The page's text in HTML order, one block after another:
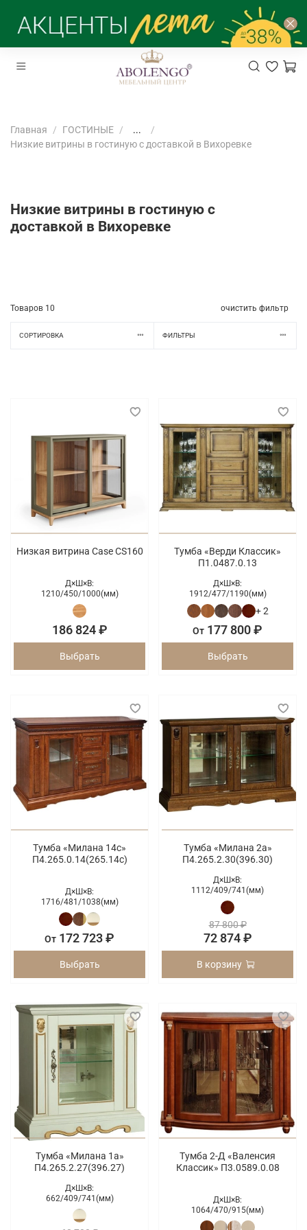
Главная ГОСТИНЫЕ
...
Низкие витрины в гостиную с доставкой в Вихоревке
Низкие витрины в гостиную с
доставкой в Вихоревке
Товаров 10 очистить фильтр
СОРТИРОВКА ФИЛЬТРЫ
Низкая витрина Case CS160
Д×Ш×В:
1210/450/1000(мм)
186 824 ₽
Выбрать
Тумба «Верди Классик»
П1.0487.0.13
Д×Ш×В:
1912/477/1190(мм)
+ 2
От 177 800 ₽
Выбрать
Тумба «Милана 14с»
П4.265.0.14(265.14с)
Д×Ш×В:
1716/481/1038(мм)
От 172 723 ₽
Выбрать
Тумба «Милана 2а»
П4.265.2.30(396.30)
Д×Ш×В:
1112/409/741(мм)
87 800 ₽
72 874 ₽
В корзину
Тумба «Милана 1а»
П4.265.2.27(396.27)
Д×Ш×В:
662/409/741(мм)
Тумба 2-Д «Валенсия
Классик» П3.0589.0.08
Д×Ш×В:
1064/470/915(мм)